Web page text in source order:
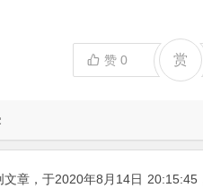
赞 0 赏
文章，于2020年8月14日 20:15:45